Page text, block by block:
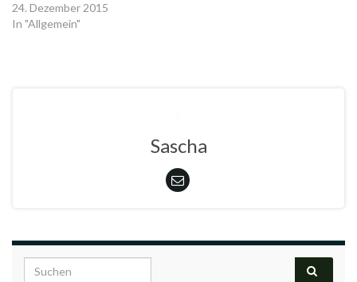
24. Dezember 2015
In "Allgemein"
Sascha
Search for: